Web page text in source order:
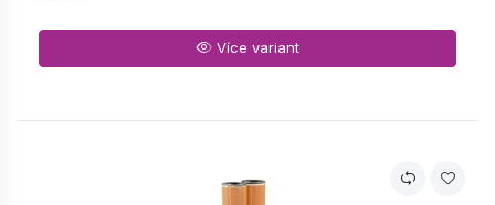
Více variant